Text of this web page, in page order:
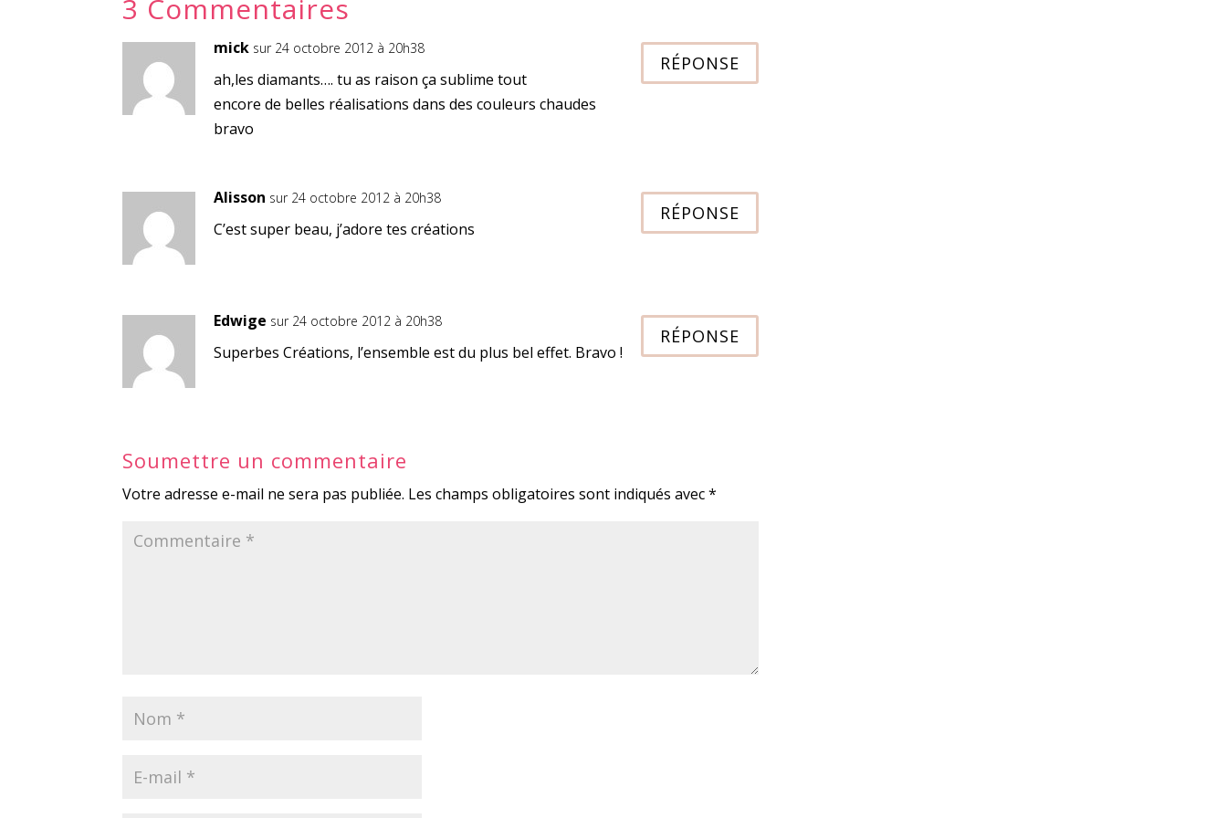
3 Commentaires
mick sur 24 octobre 2012 à 20h38
ah,les diamants…. tu as raison ça sublime tout
encore de belles réalisations dans des couleurs chaudes
bravo
RÉPONSE
Alisson sur 24 octobre 2012 à 20h38
C’est super beau, j’adore tes créations
RÉPONSE
Edwige sur 24 octobre 2012 à 20h38
Superbes Créations, l’ensemble est du plus bel effet. Bravo !
RÉPONSE
Soumettre un commentaire
Votre adresse e-mail ne sera pas publiée. Les champs obligatoires sont indiqués avec*